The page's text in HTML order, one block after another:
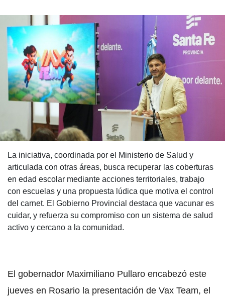
La iniciativa, coordinada por el Ministerio de Salud y
articulada con otras áreas, busca recuperar las coberturas
en edad escolar mediante acciones territoriales, trabajo
con escuelas y una propuesta lúdica que motiva el control
del carnet. El Gobierno Provincial destaca que vacunar es
cuidar, y refuerza su compromiso con un sistema de salud
activo y cercano a la comunidad.
El gobernador Maximiliano Pullaro encabezó este
jueves en Rosario la presentación de Vax Team, el